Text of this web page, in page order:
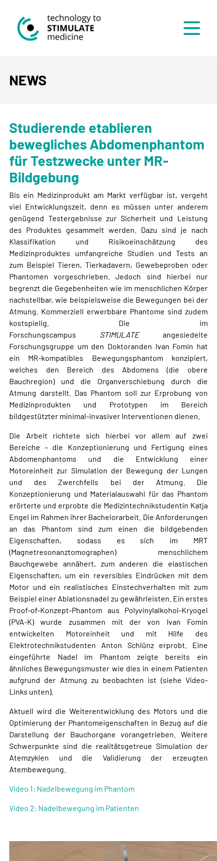
Menü
NEWS
Studierende etablieren
bewegliches Abdomenphantom
für Testzwecke unter MR-
Bildgebung
Bis ein Medizinprodukt am Markt verfügbar ist, vergeht
viel Entwicklungszeit, denn es müssen unter anderem
genügend Testergebnisse zur Sicherheit und Leistung
des Produktes gesammelt werden. Dazu sind je nach
Klassifikation und Risikoeinschätzung des
Medizinproduktes umfangreiche Studien und Tests an
zum Beispiel Tieren, Tierkadavern, Gewebeproben oder
Phantomen vorgeschrieben. Jedoch sind hierbei nur
begrenzt die Gegebenheiten wie im menschlichen Körper
nachstellbar, wie beispielsweise die Bewegungen bei der
Atmung. Kommerziell erwerbbare Phantome sind zudem
kostspielig. Die im
Forschungscampus STIMULATE angesiedelte
Forschungsgruppe um den Doktoranden Ivan Fomin hat
ein MR-kompatibles Bewegungsphantom konzipiert,
welches den Bereich des Abdomens (die obere
Bauchregion) und die Organverschiebung durch die
Atmung darstellt. Das Phantom soll zur Erprobung von
Medizinprodukten und Prototypen im Bereich
bildgestützter minimal-invasiver Interventionen dienen.
Die Arbeit richtete sich hierbei vor allem auf zwei
Bereiche – die Konzeptionierung und Fertigung eines
Abdomenphantoms und die Entwicklung einer
Motoreinheit zur Simulation der Bewegung der Lungen
und des Zwerchfells bei der Atmung. Die
Konzeptionierung und Materialauswahl für das Phantom
erörterte und erprobte die Medizintechnikstudentin Katja
Engel im Rahmen ihrer Bachelorarbeit. Die Anforderungen
an das Phantom sind zum einen die bildgebenden
Eigenschaften, sodass es sich im MRT
(Magnetresonanztomographen) menschlichem
Bauchgewebe annähert, zum anderen die elastischen
Eigenschaften, um ein reversibles Eindrücken mit dem
Motor und ein realistisches Einstechverhalten mit zum
Beispiel einer Ablationsnadel zu gewährleisten. Ein erstes
Proof-of-Konzept-Phantom aus Polyvinylalkohol-Kryogel
(PVA-K) wurde zusammen mit der von Ivan Fomin
entwickelten Motoreinheit und mit Hilfe des
Elektrotechnikstudenten Anton Schlünz erprobt. Eine
eingeführte Nadel im Phantom zeigte bereits ein
ähnliches Bewegungsmuster wie dies in einem Patienten
aufgrund der Atmung zu beobachten ist (siehe Video-
Links unten).
Aktuell wird die Weiterentwicklung des Motors und die
Optimierung der Phantomeigenschaften in Bezug auf die
Darstellung der Bauchorgane vorangetrieben. Weitere
Schwerpunkte sind die realitätsgetreue Simulation der
Atemzyklen und die Validierung der erzeugten
Atembewegung.
Video 1: Nadelbewegung im Phantom
Video 2: Nadelbewegung im Patienten